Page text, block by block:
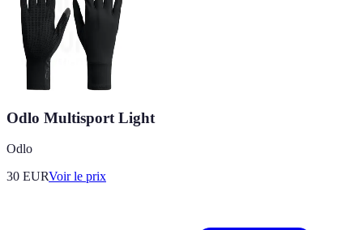
Odlo Multisport Light
Odlo
30 EURVoir le prix